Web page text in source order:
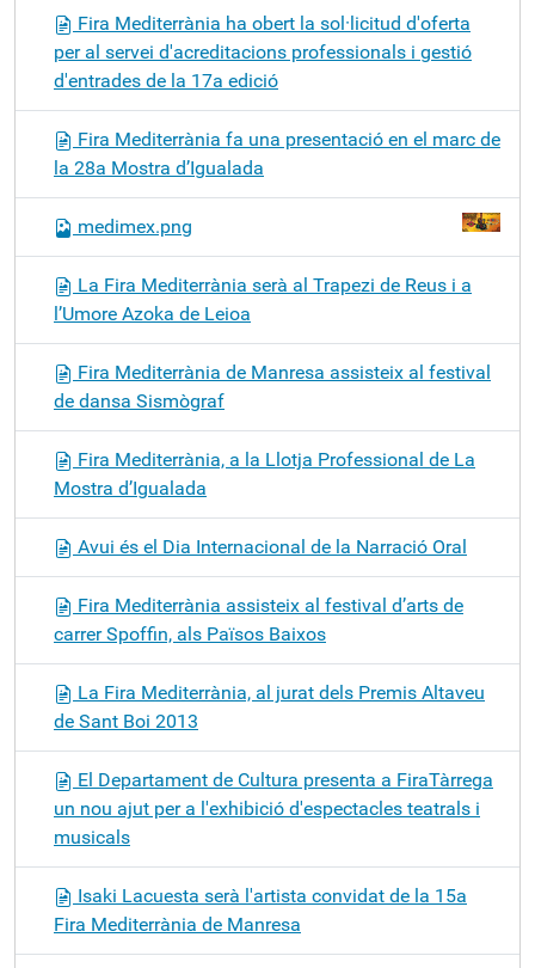
Fira Mediterrània ha obert la sol·licitud d'oferta
per al servei d'acreditacions professionals i gestió
d'entrades de la 17a edició
Fira Mediterrània fa una presentació en el marc de
la 28a Mostra d’Igualada
medimex.png
La Fira Mediterrània serà al Trapezi de Reus i a
l’Umore Azoka de Leioa
Fira Mediterrània de Manresa assisteix al festival
de dansa Sismògraf
Fira Mediterrània, a la Llotja Professional de La
Mostra d’Igualada
Avui és el Dia Internacional de la Narració Oral
Fira Mediterrània assisteix al festival d’arts de
carrer Spoffin, als Països Baixos
La Fira Mediterrània, al jurat dels Premis Altaveu
de Sant Boi 2013
El Departament de Cultura presenta a FiraTàrrega
un nou ajut per a l'exhibició d'espectacles teatrals i
musicals
Isaki Lacuesta serà l'artista convidat de la 15a
Fira Mediterrània de Manresa